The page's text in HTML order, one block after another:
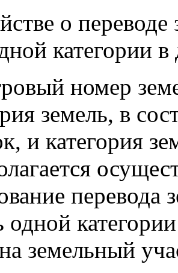
о
категории
номер
земель, в
и категория
перевода
одной
земельный